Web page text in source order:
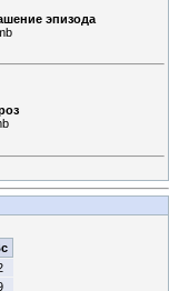
эпизода